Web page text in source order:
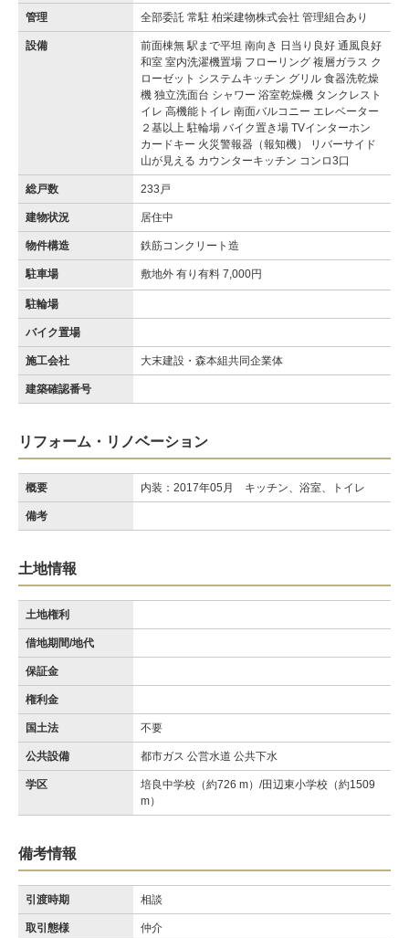
管理 全部委託 常駐 柏栄建物株式会社 管理組合あり
設備
前面棟無 駅まで平坦 南向き 日当り良好 通風良好
和室 室内洗濯機置場 フローリング 複層ガラス ク
ローゼット システムキッチン グリル 食器洗乾燥
機 独立洗面台 シャワー 浴室乾燥機 タンクレスト
イレ 高機能トイレ 南面バルコニー エレベーター
２基以上 駐輪場 バイク置き場 TVインターホン
カードキー 火災警報器（報知機） リバーサイド
山が見える カウンターキッチン コンロ3口
総戸数 233戸
建物状況 居住中
物件構造 鉄筋コンクリート造
駐車場 敷地外 有り有料 7,000円
駐輪場
バイク置場
施工会社 大末建設・森本組共同企業体
建築確認番号
リフォーム・リノベーション
概要 内装：2017年05月 キッチン、浴室、トイレ
備考
土地情報
土地権利
借地期間/地代
保証金
権利金
国土法 不要
公共設備 都市ガス 公営水道 公共下水
学区
培良中学校（約726 m）/田辺東小学校（約1509
m）
備考情報
引渡時期 相談
取引態様 仲介